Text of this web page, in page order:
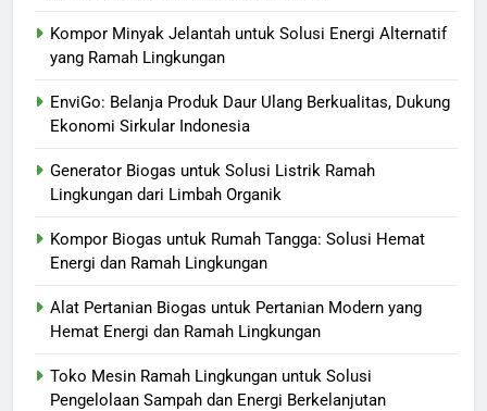
Kompor Minyak Jelantah untuk Solusi Energi Alternatif
yang Ramah Lingkungan
EnviGo: Belanja Produk Daur Ulang Berkualitas, Dukung
Ekonomi Sirkular Indonesia
Generator Biogas untuk Solusi Listrik Ramah
Lingkungan dari Limbah Organik
Kompor Biogas untuk Rumah Tangga: Solusi Hemat
Energi dan Ramah Lingkungan
Alat Pertanian Biogas untuk Pertanian Modern yang
Hemat Energi dan Ramah Lingkungan
Toko Mesin Ramah Lingkungan untuk Solusi
Pengelolaan Sampah dan Energi Berkelanjutan